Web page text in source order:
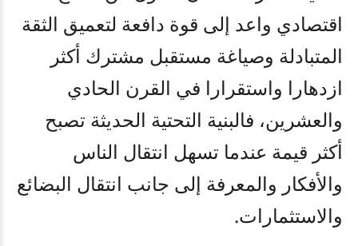
اقتصادي واعد إلى قوة دافعة لتعميق الثقة
المتبادلة وصياغة مستقبل مشترك أكثر
ازدهارا واستقرارا في القرن الحادي
والعشرين، فالبنية التحتية الحديثة تصبح
أكثر قيمة عندما تسهل انتقال الناس
والأفكار والمعرفة إلى جانب انتقال البضائع
والاستثمارات.